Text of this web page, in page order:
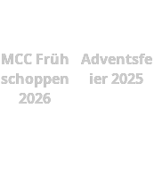
MCC Früh
schoppen
2026
Adventsfe
ier 2025